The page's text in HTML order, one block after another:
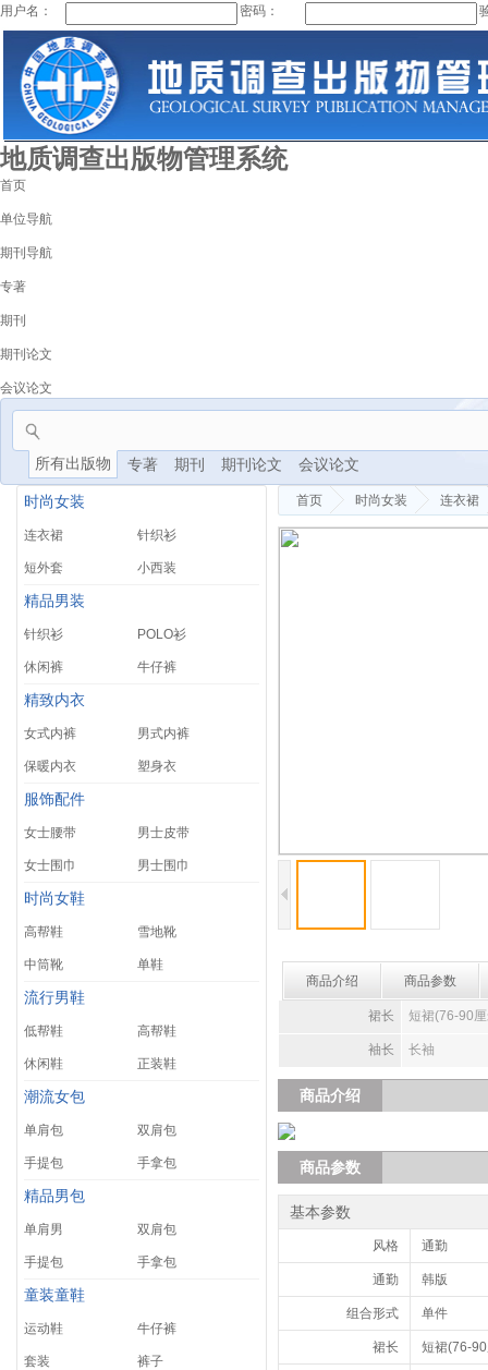
用户名： 密码：
地质调查出版物管理系统
首页
单位导航
期刊导航
专著
期刊
期刊论文
会议论文
所有出版物 专著 期刊 期刊论文 会议论文
时尚女装
连衣裙 针织衫
短外套 小西装
精品男装
针织衫 POLO衫
休闲裤 牛仔裤
精致内衣
女式内裤 男式内裤
保暖内衣 塑身衣
服饰配件
女士腰带 男士皮带
女士围巾 男士围巾
时尚女鞋
高帮鞋 雪地靴
中筒靴 单鞋
流行男鞋
低帮鞋 高帮鞋
休闲鞋 正装鞋
潮流女包
单肩包 双肩包
手提包 手拿包
精品男包
单肩男 双肩包
手提包 手拿包
童装童鞋
运动鞋 牛仔裤
套装 裤子
首页 时尚女装 连衣裙
商品介绍 商品参数
裙长 短裙(76-90
袖长 长袖
商品介绍
商品参数
基本参数
风格 通勤
通勤 韩版
组合形式 单件
裙长 短裙(76-